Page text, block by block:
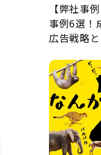
【弊社事
事例6選！
広告戦略